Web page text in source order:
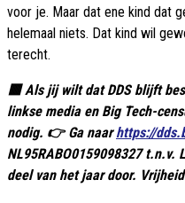
voor je. Maar dat ene kind dat
helemaal niets. Dat kind wil
terecht.
🟥 Als jij wilt dat DDS blijft
linkse media en Big Tech-
nodig. 👉 Ga naarhttps://
NL95RABO0159098327 t.n.v.
deel van het jaar door.